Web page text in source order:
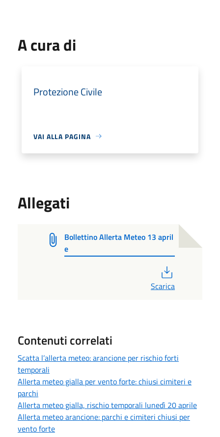
A cura di
Protezione Civile
VAI ALLA PAGINA
Allegati
Bollettino Allerta Meteo 13 april
e
Scarica
Contenuti correlati
Scatta l’allerta meteo: arancione per rischio forti
temporali
Allerta meteo gialla per vento forte: chiusi cimiteri e
parchi
Allerta meteo gialla, rischio temporali lunedì 20 aprile
Allerta meteo arancione: parchi e cimiteri chiusi per
vento forte